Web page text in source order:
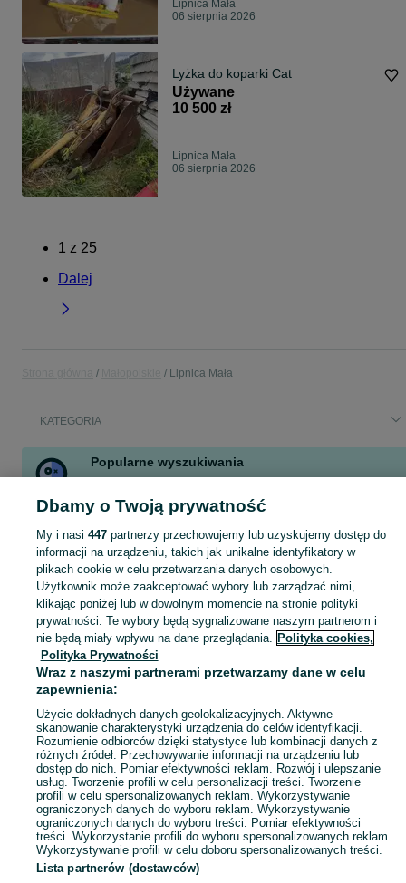
Lipnica Mała
06 sierpnia 2026
Lyżka do koparki Cat
Używane
10 500 zł
Lipnica Mała
06 sierpnia 2026
1 z 25
Dalej
Lipnica Mała
KATEGORIA
Popularne wyszukiwania
volvo s40 lusterko
pellet drzwi cla 118 blotnik
Zobacz Więcej
Skorzystaj z największego serwisu ogłoszeniowego - Lipnica Mała i okolice! Kupuj to, czego pragniesz i sprzedawaj to, czego już nie potrzebujesz! Zobacz
Mapa kategorii
Mapa miejscowości
Mapa ministron
Popularne wyszukiwania
Dbamy o Twoją prywatność
My i nasi 447partnerzy przechowujemy lub uzyskujemy dostęp do
informacji na urządzeniu, takich jak unikalne identyfikatory w
plikach cookie w celu przetwarzania danych osobowych.
Użytkownik może zaakceptować wybory lub zarządzać nimi,
klikając poniżej lub w dowolnym momencie na stronie polityki
prywatności. Te wybory będą sygnalizowane naszym partnerom i
nie będą miały wpływu na dane przeglądania. Polityka cookies,
Polityka Prywatności
Wraz z naszymi partnerami przetwarzamy dane w celu
zapewnienia:
Użycie dokładnych danych geolokalizacyjnych. Aktywne
skanowanie charakterystyki urządzenia do celów identyfikacji.
Rozumienie odbiorców dzięki statystyce lub kombinacji danych z
różnych źródeł. Przechowywanie informacji na urządzeniu lub
dostęp do nich. Pomiar efektywności reklam. Rozwój i ulepszanie
usług. Tworzenie profili w celu personalizacji treści. Tworzenie
profili w celu spersonalizowanych reklam. Wykorzystywanie
ograniczonych danych do wyboru reklam. Wykorzystywanie
ograniczonych danych do wyboru treści. Pomiar efektywności
treści. Wykorzystanie profili do wyboru spersonalizowanych reklam.
Wykorzystywanie profili w celu doboru spersonalizowanych treści.
Lista partnerów (dostawców)